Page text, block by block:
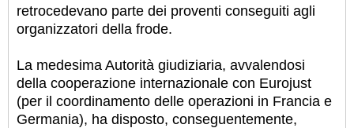
retrocedevano parte dei proventi conseguiti agli
organizzatori della frode.
La medesima Autorità giudiziaria, avvalendosi
della cooperazione internazionale con Eurojust
(per il coordinamento delle operazioni in Francia e
Germania), ha disposto, conseguentemente,